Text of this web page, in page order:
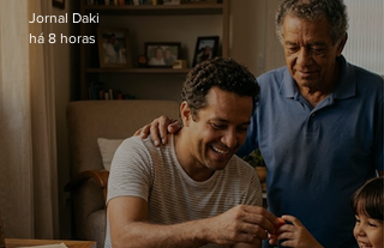
Jornal Daki
há 8 horas